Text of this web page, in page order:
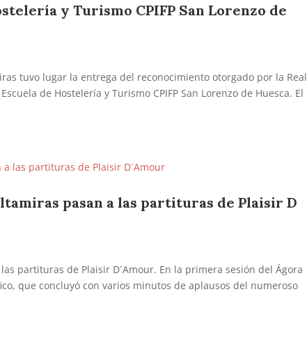
y Turismo CPIFP San Lorenzo de
tuvo lugar la entrega del reconocimiento otorgado por la Real
de Hostelería y Turismo CPIFP San Lorenzo de Huesca. El
pasan a las partituras de Plaisir D
partituras de Plaisir D´Amour. En la primera sesión del Ágora
que concluyó con varios minutos de aplausos del numeroso